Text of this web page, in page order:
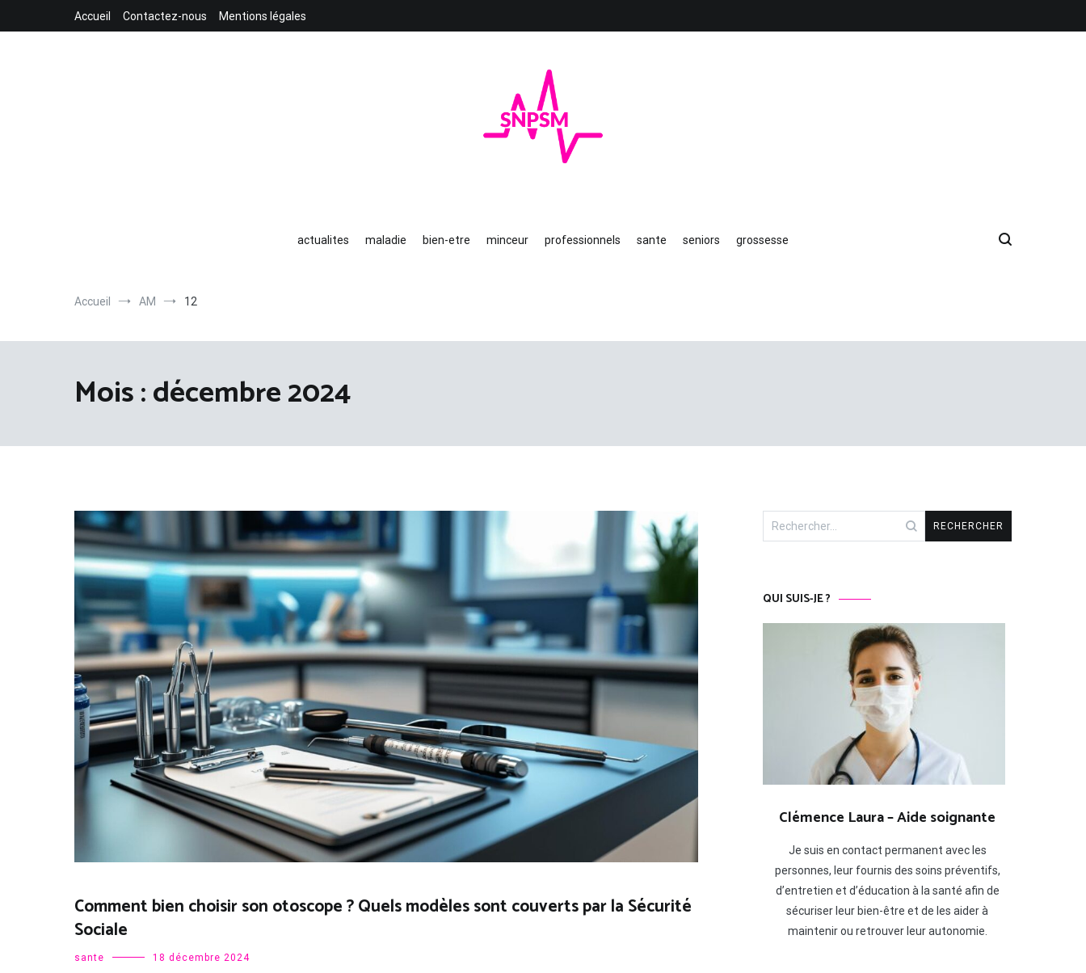
Accueil Contactez-nous Mentions légales
actualites
maladie bien-etre minceur professionnels sante seniors grossesse
Accueil AM 12
Mois :décembre 2024
Comment bien choisir son otoscope ? Quels modèles sont couverts par la Sécurité
Sociale
sante 18 décembre 2024
Rechercher :
QUI SUIS-JE ?
Clémence Laura – Aide soignante
Je suis en contact permanent avec les
personnes, leur fournis des soins préventifs,
d’entretien et d’éducation à la santé afin de
sécuriser leur bien-être et de les aider à
maintenir ou retrouver leur autonomie.